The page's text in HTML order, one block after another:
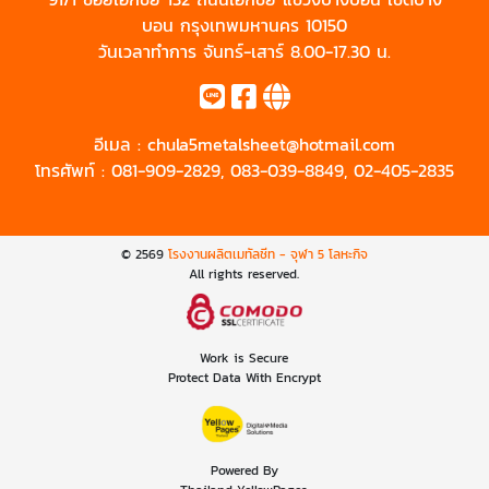
บอน กรุงเทพมหานคร 10150
วันเวลาทำการ จันทร์-เสาร์ 8.00-17.30 น.
อีเมล : chula5metalsheet@hotmail.com
โทรศัพท์ : 081-909-2829, 083-039-8849, 02-405-2835
© 2569 โรงงานผลิตเมทัลชีท - จุฬา 5 โลหะกิจ
All rights reserved.
Work is Secure
Protect Data With Encrypt
Powered By